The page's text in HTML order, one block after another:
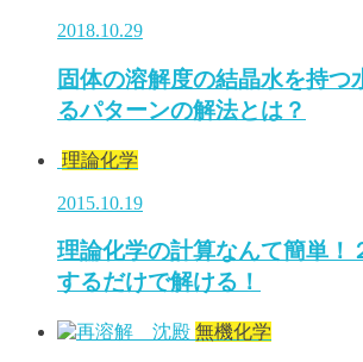
2018.10.29
固体の溶解度の結晶水を持つ
るパターンの解法とは？
理論化学
2015.10.19
理論化学の計算なんて簡単！
するだけで解ける！
無機化学